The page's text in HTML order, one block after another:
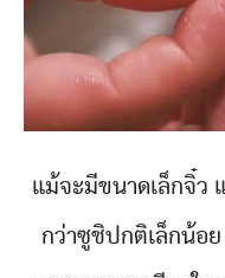
แม้จะมีขนาดเล็กจิ๋ว
กว่าซูชิปกติเล็กน้อ